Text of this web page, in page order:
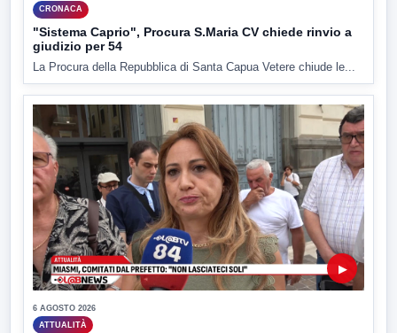
CRONACA
"Sistema Caprio", Procura S.Maria CV chiede rinvio a
giudizio per 54
La Procura della Repubblica di Santa Capua Vetere chiude le...
▶
6 AGOSTO 2026
ATTUALITÀ